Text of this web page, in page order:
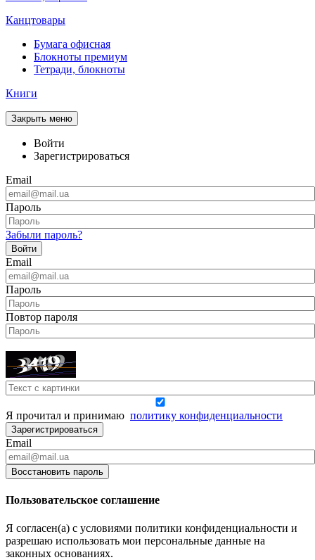
Канцтовары
Бумага офисная
Блокноты премиум
Тетради, блокноты
Книги
Закрыть меню
Войти
Зарегистрироваться
Email
Пароль
Забыли пароль?
Войти
Email
Пароль
Повтор пароля
Я прочитал и принимаю политику конфиденциальности
Зарегистрироваться
Email
Восстановить пароль
Пользовательское соглашение
Я согласен(а) с условиями политики конфиденциальности и
разрешаю использовать мои персональные данные на
законных основаниях.